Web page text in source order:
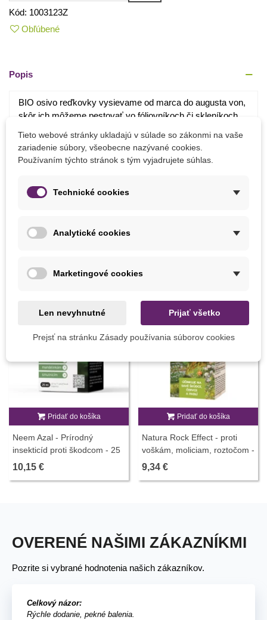
Kód: 1003123Z
Obľúbené
Popis
BIO osivo reďkovky vysievame od marca do augusta von,
skôr ich môžeme pestovať vo fóliovníkoch či skleníkoch
od .Pôdu
vlhkú
Detaily produktu
Pridať do košíka
Neem Azal - Prírodný
insekticíd proti škodcom - 25
ml
10,15 €
Pridať do košíka
Natura Rock Effect - proti
voškám, moliciam, roztočom -
250 ml
9,34 €
OVERENÉ NAŠIMI ZÁKAZNÍKMI
Pozrite si vybrané hodnotenia našich zákazníkov.
Celkový názor:
Rýchle dodanie, pekné balenia.
Tieto webové stránky ukladajú v súlade so zákonmi na vaše
zariadenie súbory, všeobecne nazývané cookies.
Používaním týchto stránok s tým vyjadrujete súhlas.
Technické cookies
Analytické cookies
Marketingové cookies
Len nevyhnutné Prijať všetko
Prejsť na stránku Zásady používania súborov cookies